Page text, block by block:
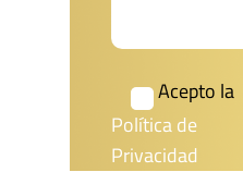
Acepto la
Política de
Privacidad